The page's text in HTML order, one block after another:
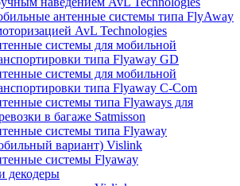
антенные системы типа FlyAway
AvL Technologies
системы для мобильной
типа Flyaway GD
системы для мобильной
типа Flyaway C-Com
системы типа Flyaways для
в багаже Satmisson
системы типа Flyaway
вариант) Vislink
системы Flyaway
декодеры